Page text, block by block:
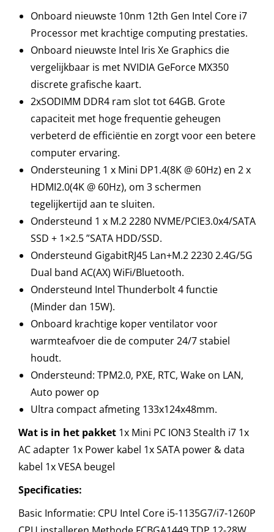
Onboard nieuwste 10nm 12th Gen Intel Core i7
Processor met krachtige computing prestaties.
Onboard nieuwste Intel Iris Xe Graphics die
vergelijkbaar is met NVIDIA GeForce MX350
discrete grafische kaart.
2xSODIMM DDR4 ram slot tot 64GB. Grote
capaciteit met hoge frequentie geheugen
verbeterd de efficiëntie en zorgt voor een betere
computer ervaring.
Ondersteuning 1 x Mini DP1.4(8K @ 60Hz) en 2 x
HDMI2.0(4K @ 60Hz), om 3 schermen
tegelijkertijd aan te sluiten.
Ondersteund 1 x M.2 2280 NVME/PCIE3.0x4/SATA
SSD + 1×2.5 ”SATA HDD/SSD.
Ondersteund GigabitRJ45 Lan+M.2 2230 2.4G/5G
Dual band AC(AX) WiFi/Bluetooth.
Ondersteund Intel Thunderbolt 4 functie
(Minder dan 15W).
Onboard krachtige koper ventilator voor
warmteafvoer die de computer 24/7 stabiel
houdt.
Ondersteund: TPM2.0, PXE, RTC, Wake on LAN,
Auto power op
Ultra compact afmeting 133x124x48mm.
Wat is in het pakket 1x Mini PC ION3 Stealth i7 1x
AC adapter 1x Power kabel 1x SATA power & data
kabel 1x VESA beugel
Specificaties:
Basic Informatie: CPU Intel Core i5-1135G7/i7-1260P